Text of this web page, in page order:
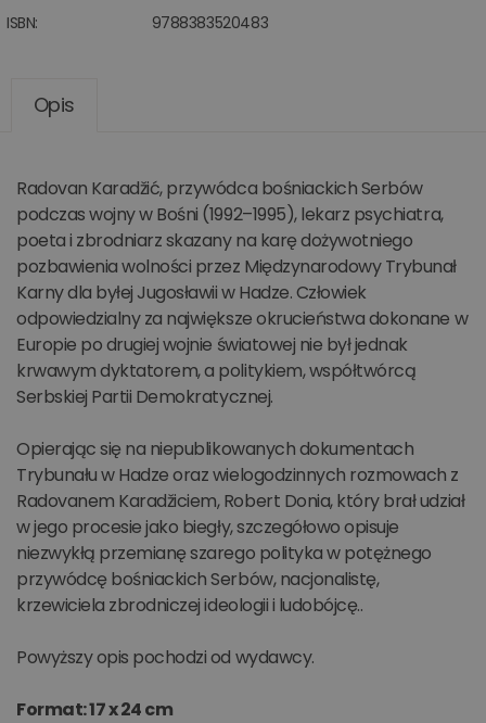
ISBN:
9788383520483
Opis
Radovan Karadžić, przywódca bośniackich Serbów
podczas wojny w Bośni (1992–1995), lekarz psychiatra,
poeta i zbrodniarz skazany na karę dożywotniego
pozbawienia wolności przez Międzynarodowy Trybunał
Karny dla byłej Jugosławii w Hadze. Człowiek
odpowiedzialny za największe okrucieństwa dokonane w
Europie po drugiej wojnie światowej nie był jednak
krwawym dyktatorem, a politykiem, współtwórcą
Serbskiej Partii Demokratycznej.
Opierając się na niepublikowanych dokumentach
Trybunału w Hadze oraz wielogodzinnych rozmowach z
Radovanem Karadžiciem, Robert Donia, który brał udział
w jego procesie jako biegły, szczegółowo opisuje
niezwykłą przemianę szarego polityka w potężnego
przywódcę bośniackich Serbów, nacjonalistę,
krzewiciela zbrodniczej ideologii i ludobójcę..
Powyższy opis pochodzi od wydawcy.
Format: 17 x 24 cm